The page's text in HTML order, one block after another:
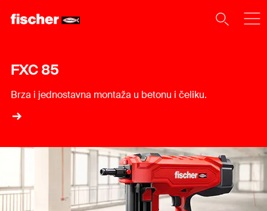
FXC 85
Brza i jednostavna montaža u betonu i čeliku.